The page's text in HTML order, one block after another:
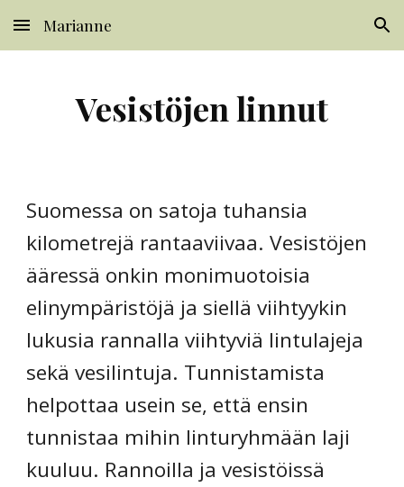
Skip to main content Skip to navigation
Marianne
Vesistöjen linnut
Suomessa on satoja tuhansia
kilometrejä rantaaviivaa. Vesistöjen
ääressä onkin monimuotoisia
elinympäristöjä ja siellä viihtyykin
lukusia rannalla viihtyviä lintulajeja
sekä vesilintuja. Tunnistamista
helpottaa usein se, että ensin
tunnistaa mihin linturyhmään laji
kuuluu. Rannoilla ja vesistöissä